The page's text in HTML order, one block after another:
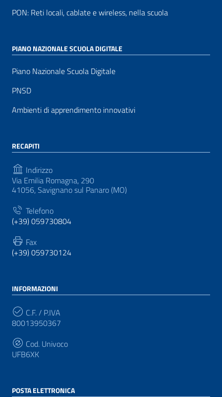
PON: Reti locali, cablate e wireless, nella scuola
PIANO NAZIONALE SCUOLA DIGITALE
Piano Nazionale Scuola Digitale
PNSD
Ambienti di apprendimento innovativi
RECAPITI
Indirizzo
Via Emilia Romagna, 290
41056, Savignano sul Panaro (MO)
Telefono
(+39) 059730804
Fax
(+39) 059730124
INFORMAZIONI
C.F. / P.IVA
80013950367
Cod. Univoco
UFB6XK
POSTA ELETTRONICA